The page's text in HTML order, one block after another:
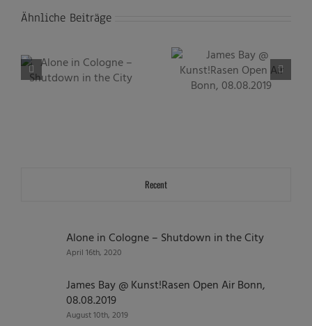
Ähnliche Beiträge
James Bay @ Kunst!Rasen
NENA @ Kunst!Rasen Open
Air Bonn, 11.07.2019
Recent
Alone in Cologne – Shutdown in the City
April 16th, 2020
James Bay @ Kunst!Rasen Open Air Bonn,
08.08.2019
August 10th, 2019